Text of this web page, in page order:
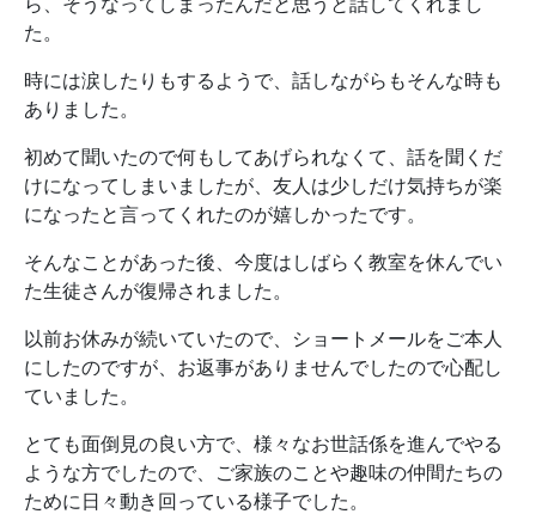
た。
時には涙したりもするようで、話しながらもそんな時も
ありました。
初めて聞いたので何もしてあげられなくて、話を聞くだ
けになってしまいましたが、友人は少しだけ気持ちが楽
になったと言ってくれたのが嬉しかったです。
そんなことがあった後、今度はしばらく教室を休んでい
た生徒さんが復帰されました。
以前お休みが続いていたので、ショートメールをご本人
にしたのですが、お返事がありませんでしたので心配し
ていました。
とても面倒見の良い方で、様々なお世話係を進んでやる
ような方でしたので、ご家族のことや趣味の仲間たちの
ために日々動き回っている様子でした。